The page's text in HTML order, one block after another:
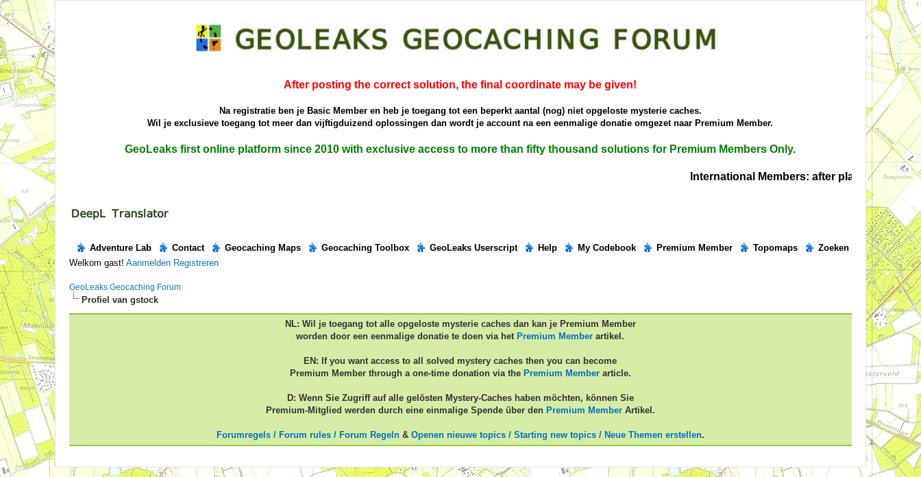
After posting the correct solution, the final coordinate may be given!
Na registratie ben je Basic Member en heb je toegang tot een beperkt aantal (nog) niet opgeloste mysterie caches.
Wil je exclusieve toegang tot meer dan vijftigduizend oplossingen dan wordt je account na een eenmalige donatie omgezet naar Premium Member.
GeoLeaks first online platform since 2010 with exclusive access to more than fifty thousand solutions for Premium Members Only.
International Members: after placing the right
Adventure Lab Contact Geocaching Maps Geocaching Toolbox GeoLeaks Userscript Help My Codebook Premium Member Topomaps
Zoeken
Welkom gast! Aanmelden Registreren
GeoLeaks Geocaching Forum
Profiel van gstock
NL: Wil je toegang tot alle opgeloste mysterie caches dan kan je Premium Member
worden door een eenmalige donatie te doen via het Premium Member artikel.
EN: If you want access to all solved mystery caches then you can become
Premium Member through a one-time donation via the Premium Memberarticle.
D: Wenn Sie Zugriff auf alle gelösten Mystery-Caches haben möchten, können Sie
Premium-Mitglied werden durch eine einmalige Spende über den Premium MemberArtikel.
Forumregels / Forum rules / Forum Regeln& Openen nieuwe topics / Starting new topics / Neue Themen erstellen.